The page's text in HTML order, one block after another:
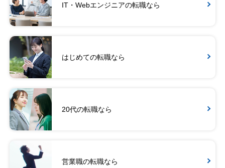
IT・Webエンジニアの転職なら
はじめての転職なら
20代の転職なら
営業職の転職なら